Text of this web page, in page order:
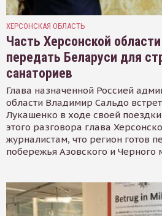
ХЕРСОНСКАЯ ОБЛАСТЬ
Часть Херсонской
передать Беларуси для
санаториев
Глава назначенной Россией
области Владимир Сальдо
Лукашенко в ходе своей
этого разговора глава
журналистам, что регион готов
побережья Азовского и Черного